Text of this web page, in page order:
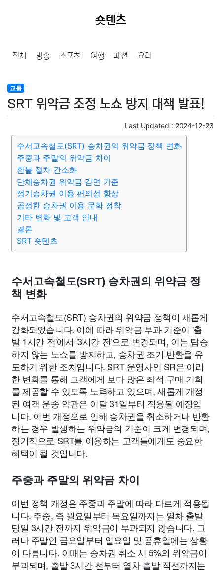
숏텐츠
전체 방송 스포츠 여행 패션 요리
교통
SRT 위약금 조정 노쇼 방지 대책 발표!
Last Updated : 2024-12-23
수서고속철도(SRT) 승차권의 위약금 정책 변화
주중과 주말의 위약금 차이
환불 절차 간소화
단체승차권 위약금 감면 기준
정기승차권 이용 편의성 향상
공정한 승차권 이용 문화 정착
기타 변화 및 고객 안내
결론
SRT 숏텐츠
수서고속철도(SRT) 승차권의 위약금 정
책 변화
수서고속철도(SRT) 승차권의 위약금 정책이 새롭게
강화되었습니다. 이에 따라 위약금 부과 기준이 '출
발 1시간 전'에서 '3시간 전'으로 변경되며, 이는 탑승
하지 않는 노쇼를 방지하고, 승차권 조기 반환을 유
도하기 위한 조치입니다. SRT 운영사인 SR은 이러
한 변화를 통해 고객에게 보다 많은 좌석 구매 기회
를 제공할 수 있도록 노력하고 있으며, 새롭게 개정
된 여객 운송 약관은 이달 31일부터 적용될 예정입
니다. 이번 개정으로 인해 승차권을 취소하거나 반환
하는 경우 발생하는 위약금의 기준이 크게 변경되며,
정기적으로 SRT를 이용하는 고객들에게도 중요한
혜택이 될 것입니다.
주중과 주말의 위약금 차이
이번 정책 개정은 주중과 주말에 따라 다르게 적용됩
니다. 주중, 즉 월요일부터 목요일까지는 열차 출발
당일 3시간 전까지 위약금이 부과되지 않습니다. 그
러나 주말인 금요일부터 일요일 및 공휴일에는 상황
이 다릅니다. 이때는 승차권 취소 시 5%의 위약금이
부과되며, 출발 3시간 전부터 열차 출발 직전까지는